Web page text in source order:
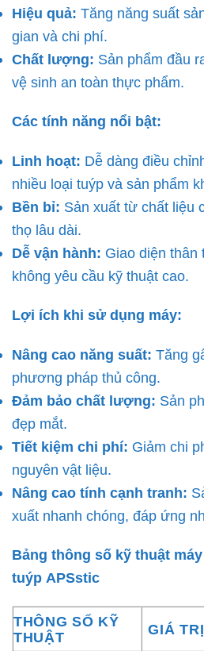
Hiệu quả: Tăng năng suất
gian và chi phí.
Chất lượng: Sản phẩm đầu
vệ sinh an toàn thực phẩm.
Các tính năng nổi bật:
Linh hoạt: Dễ dàng điều
nhiều loại tuýp và sản phẩm
Bền bỉ: Sản xuất từ chất liệu
thọ lâu dài.
Dễ vận hành: Giao diện thân
không yêu cầu kỹ thuật cao.
Lợi ích khi sử dụng máy:
Nâng cao năng suất: Tăng
phương pháp thủ công.
Đảm bảo chất lượng: Sản
đẹp mắt.
Tiết kiệm chi phí: Giảm chi
nguyên vật liệu.
Nâng cao tính cạnh tranh:
xuất nhanh chóng, đáp ứng
Bảng thông số kỹ thuật
tuýp APSstic
THÔNG SỐ KỸ
THUẬT
GIÁ TRỊ